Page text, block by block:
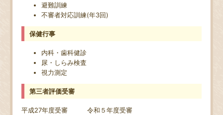
避難訓練
不審者対応訓練(年3回)
保健行事
内科・歯科健診
尿・しらみ検査
視力測定
第三者評価受審
平成27年度受審 令和５年度受審